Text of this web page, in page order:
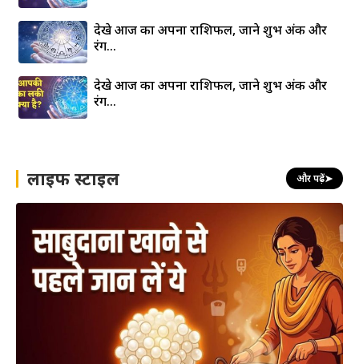
देखे आज का अपना राशिफल, जाने शुभ अंक और
रंग…
देखे आज का अपना राशिफल, जाने शुभ अंक और
रंग…
लाइफ स्टाइल और पढ़ें➤